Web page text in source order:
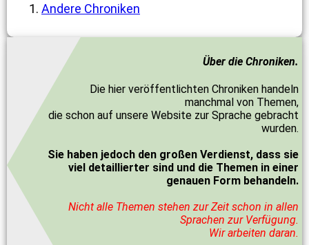
Andere Chroniken
Über die Chroniken.
Die hier veröffentlichten Chroniken handeln
manchmal von Themen,
die schon auf unsere Website zur Sprache gebracht
wurden.
Sie haben jedoch den großen Verdienst, dass sie
viel detaillierter sind und die Themen in einer
genauen Form behandeln.
Nicht alle Themen stehen zur Zeit schon in allen
Sprachen zur Verfügung.
Wir arbeiten daran.